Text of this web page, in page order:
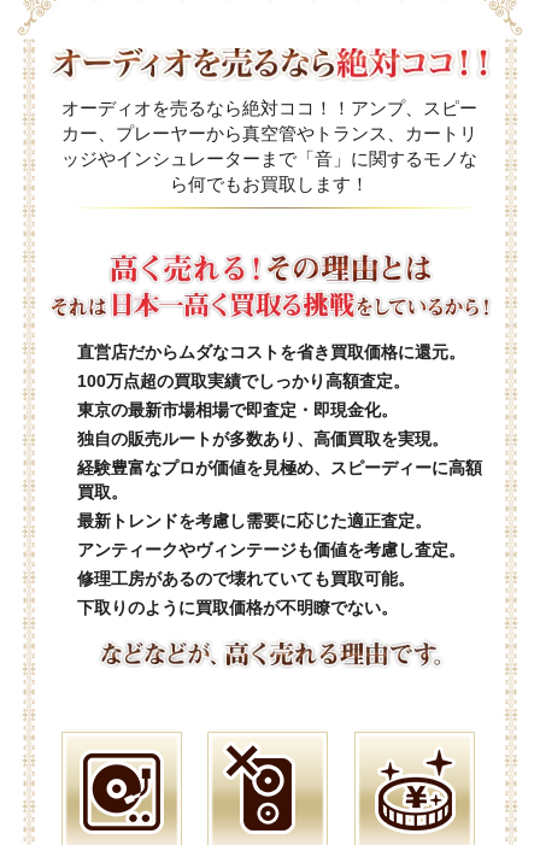
オーディオを売るなら絶対ココ！！アンプ、スピー
カー、プレーヤーから真空管やトランス、カートリ
ッジやインシュレーターまで「音」に関するモノな
ら何でもお買取します！
直営店だからムダなコストを省き買取価格に還元。
100万点超の買取実績でしっかり高額査定。
東京の最新市場相場で即査定・即現金化。
独自の販売ルートが多数あり、高価買取を実現。
経験豊富なプロが価値を見極め、スピーディーに高額
買取。
最新トレンドを考慮し需要に応じた適正査定。
アンティークやヴィンテージも価値を考慮し査定。
修理工房があるので壊れていても買取可能。
下取りのように買取価格が不明瞭でない。